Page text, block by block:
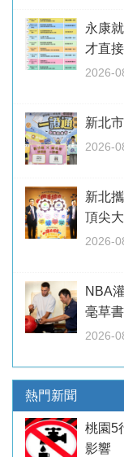
永康
才直
2026-
新北
2026-
新北
頂尖
2026-
NBA
毫草
2026-
熱門新聞
桃園5
影響